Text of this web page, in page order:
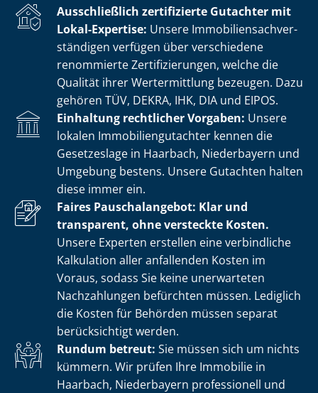
Ausschließlich zertifizierte Gutachter mit
Lokal-Expertise: Unsere Im­mo­bi­li­en­sach­ver­
stän­di­gen verfügen über verschiedene
renommierte Zer­ti­fi­zie­run­gen, welche die
Qualität ihrer Wertermittlung bezeugen. Dazu
gehören TÜV, DEKRA, IHK, DIA und EIPOS.
Einhaltung rechtlicher Vorgaben: Unsere
lokalen Im­mo­bi­li­en­gut­ach­ter kennen die
Gesetzeslage in Haarbach, Niederbayern und
Umgebung bestens. Unsere Gutachten halten
diese immer ein.
Faires Pauschalangebot: Klar und
transparent, ohne versteckte Kosten.
Unsere Experten erstellen eine verbindliche
Kalkulation aller anfallenden Kosten im
Voraus, sodass Sie keine unerwarteten
Nachzahlungen befürchten müssen. Lediglich
die Kosten für Behörden müssen separat
berücksichtigt werden.
Rundum betreut: Sie müssen sich um nichts
kümmern. Wir prüfen Ihre Immobilie in
Haarbach, Niederbayern professionell und